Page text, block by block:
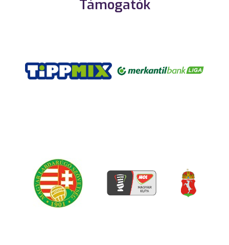
Támogatók